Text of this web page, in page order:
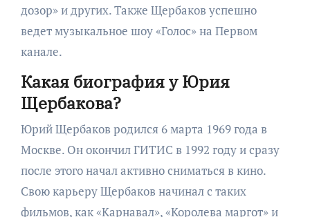
дозор» и других. Также Щербаков успешно
ведет музыкальное шоу «Голос» на Первом
канале.
Какая биография у Юрия
Щербакова?
Юрий Щербаков родился 6 марта 1969 года в
Москве. Он окончил ГИТИС в 1992 году и сразу
после этого начал активно сниматься в кино.
Свою карьеру Щербаков начинал с таких
фильмов, как «Карнавал», «Королева маргот» и